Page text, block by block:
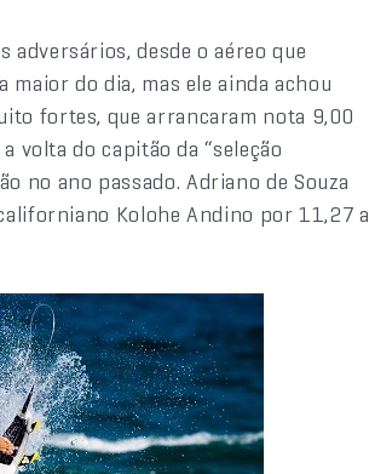
adversários, desde o aéreo que
do dia, mas ele ainda achou
fortes, que arrancaram nota 9,00
volta do capitão da “seleção
no ano passado. Adriano de Souza
Kolohe Andino por 11,27 a